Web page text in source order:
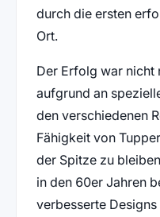
durch die ersten
Ort.
Der Erfolg war nicht
aufgrund an
den verschiedenen
Fähigkeit von
der Spitze zu
in den 60er Jahren
verbesserte